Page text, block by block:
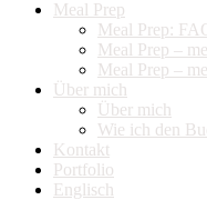
Meal Prep
Meal Prep:
Meal Prep –
Meal Prep –
Über mich
Über mich
Wie ich den
Kontakt
Portfolio
Englisch